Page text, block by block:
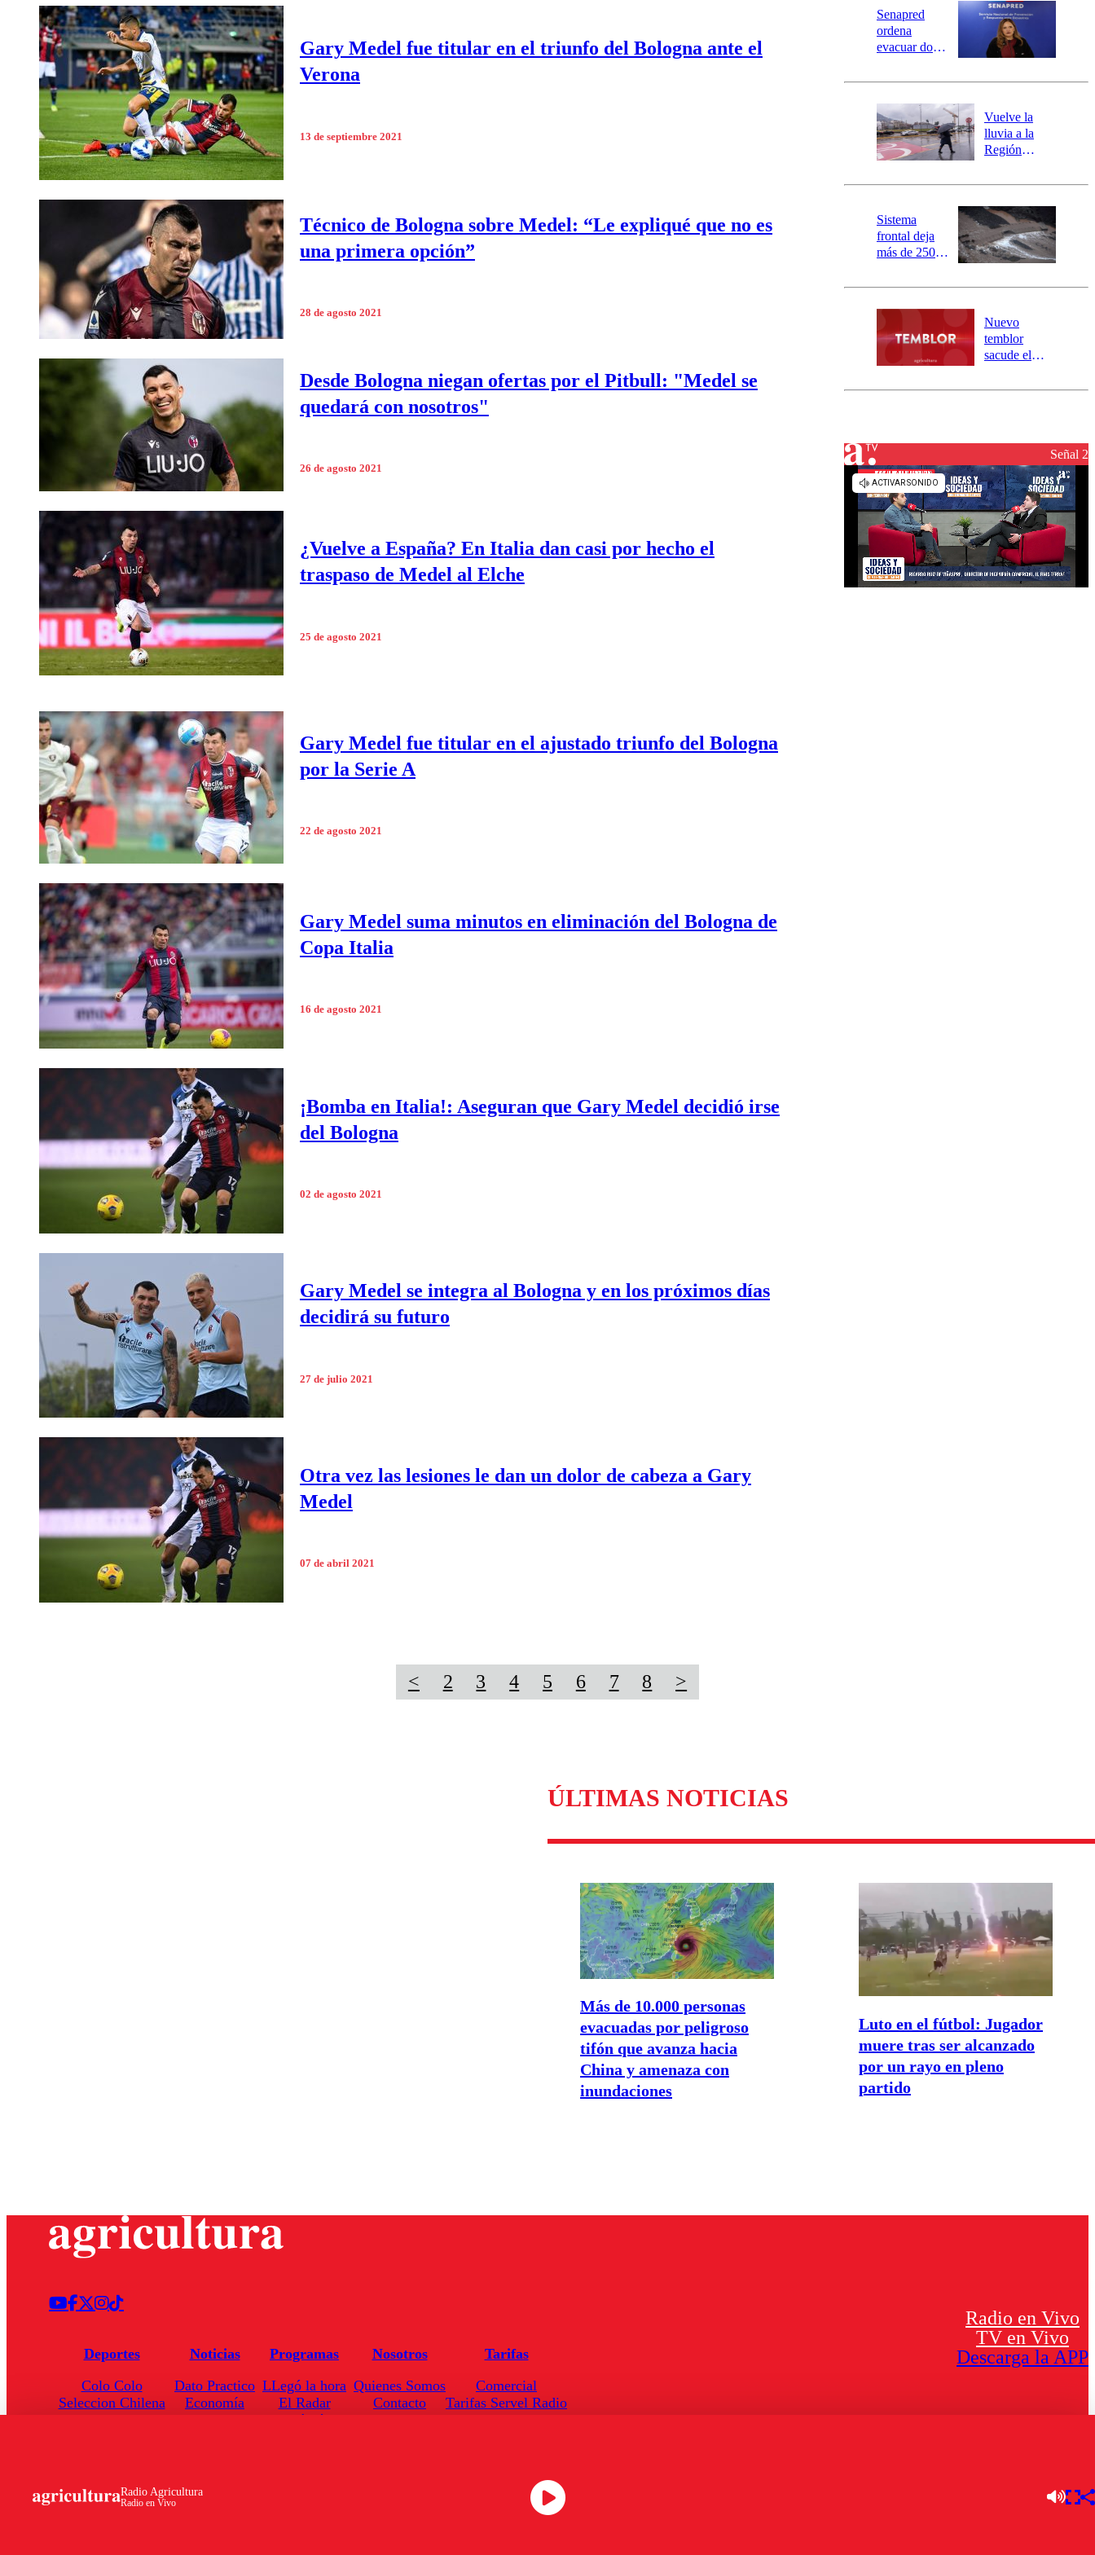
Universidad de Chile
Sustentabilidad
Gary Medel fue titular en el triunfo del Bologna ante el
Verona
13 de septiembre 2021
Técnico de Bologna sobre Medel: “Le expliqué que no es
una primera opción”
28 de agosto 2021
Desde Bologna niegan ofertas por el Pitbull: "Medel se
quedará con nosotros"
26 de agosto 2021
¿Vuelve a España? En Italia dan casi por hecho el
traspaso de Medel al Elche
25 de agosto 2021
Gary Medel fue titular en el ajustado triunfo del Bologna
por la Serie A
22 de agosto 2021
Gary Medel suma minutos en eliminación del Bologna de
Copa Italia
16 de agosto 2021
¡Bomba en Italia!: Aseguran que Gary Medel decidió irse
del Bologna
02 de agosto 2021
Gary Medel se integra al Bologna y en los próximos días
decidirá su futuro
27 de julio 2021
Otra vez las lesiones le dan un dolor de cabeza a Gary
Medel
07 de abril 2021
Senapred
ordena
evacuar dos
Carahue por
río Damas:
activa
mensajería
SAE
Vuelve la
lluvia a la
Región
este es el
la DMC para
este viernes
Sistema
frontal deja
más de 250
y 317
aisladas entre
Valparaíso y
Los Ríos
Nuevo
temblor
sacude el
revisa la
Señal 2
< 2 3 4 5 6 7 8 >
ÚLTIMAS NOTICIAS
Más de 10.000 personas
evacuadas por peligroso
tifón que avanza hacia
China y amenaza con
inundaciones
Luto en el fútbol: Jugador
muere tras ser alcanzado
por un rayo en pleno
partido
Radio Agricultura
Radio en Vivo
Deportes
Colo Colo
Seleccion Chilena
Noticias
Dato Practico
Economía
Programas
LLegó la hora
El Radar
Enfoqué Público
Nosotros
Quienes Somos
Contacto
Tarifas
Comercial
Tarifas Servel Radio
Radio en Vivo
TV en Vivo
Descarga la APP